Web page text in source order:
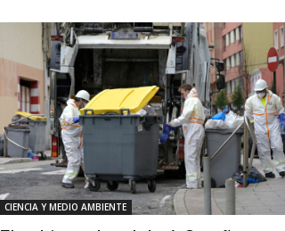
CIENCIA Y MEDIO AMBIENTE